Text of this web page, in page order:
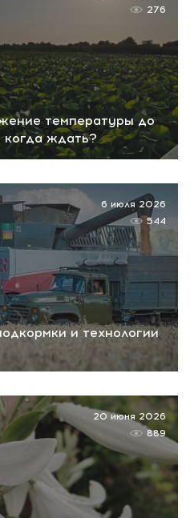
температуры до
ждать?
276
и технологии
6 июля 2026
544
20 июня 2026
889